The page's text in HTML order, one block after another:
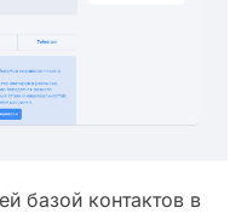
базой контактов в